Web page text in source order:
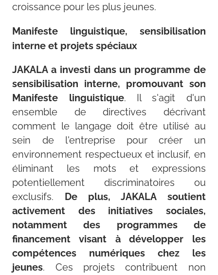
croissance pour les plus jeunes.
Manifeste linguistique, sensibilisation
interne et projets spéciaux
JAKALA a investi dans un programme de
sensibilisation interne, promouvant son
Manifeste linguistique. Il s'agit d'un
ensemble de directives décrivant
comment le langage doit être utilisé au
sein de l'entreprise pour créer un
environnement respectueux et inclusif, en
éliminant les mots et expressions
potentiellement discriminatoires ou
exclusifs.
De plus, JAKALA soutient
activement des initiatives sociales,
notamment des programmes de
financement visant à développer les
compétences numériques chez les
jeunes. Ces projets contribuent non